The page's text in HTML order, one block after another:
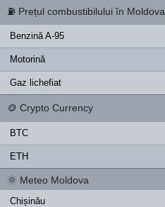
⛽ Prețul combustibilului în Moldova
Benzină A-95
Motorină
Gaz lichefiat
🪙 Crypto Currency
BTC
ETH
🌞 Meteo Moldova
Chișinău